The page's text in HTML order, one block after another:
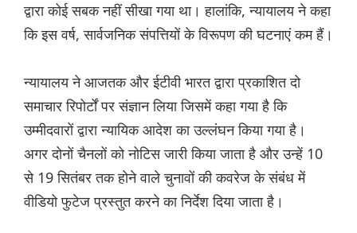
द्वारा कोई सबक नहीं सीखा गया था। हालांकि, न्यायालय ने कहा
कि इस वर्ष, सार्वजनिक संपत्तियों के विरूपण की घटनाएं कम हैं।
न्यायालय ने आजतक और ईटीवी भारत द्वारा प्रकाशित दो
समाचार रिपोर्टों पर संज्ञान लिया जिसमें कहा गया है कि
उम्मीदवारों द्वारा न्यायिक आदेश का उल्लंघन किया गया है।
अगर दोनों चैनलों को नोटिस जारी किया जाता है और उन्हें 10
से 19 सितंबर तक होने वाले चुनावों की कवरेज के संबंध में
वीडियो फुटेज प्रस्तुत करने का निर्देश दिया जाता है।